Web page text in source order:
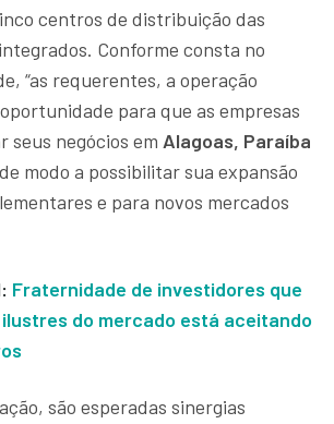
centros de distribuição das
Conforme consta no
“as requerentes, a operação
para que as empresas
seus negócios em Alagoas, Paraíba
de modo a possibilitar sua expansão
e para novos mercados
Fraternidade de investidores que
do mercado está aceitando
são esperadas sinergias